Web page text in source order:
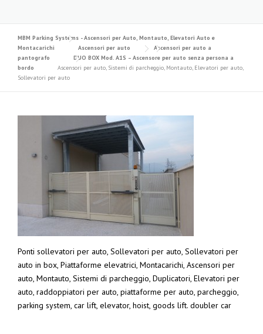
MBM Parking Systems - Ascensori per Auto, Montauto, Elevatori Auto e
Montacarichi
Ascensori per auto
Ascensori per auto a
pantografo
DUO BOX Mod. A1S – Ascensore per auto senza persona a
bordo
Ascensori per auto, Sistemi di parcheggio, Montauto, Elevatori per auto,
Sollevatori per auto
Ponti sollevatori per auto, Sollevatori per auto, Sollevatori per
auto in box, Piattaforme elevatrici, Montacarichi, Ascensori per
auto, Montauto, Sistemi di parcheggio, Duplicatori, Elevatori per
auto, raddoppiatori per auto, piattaforme per auto, parcheggio,
parking system, car lift, elevator, hoist, goods lift. doubler car